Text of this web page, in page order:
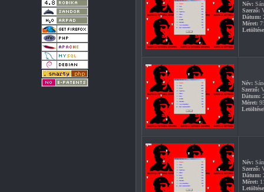
Név:
Szerző:
Dátum:
Méret:
Név:
Szerző:
Dátum:
Méret:
Név:
Szerző:
Dátum:
Méret: